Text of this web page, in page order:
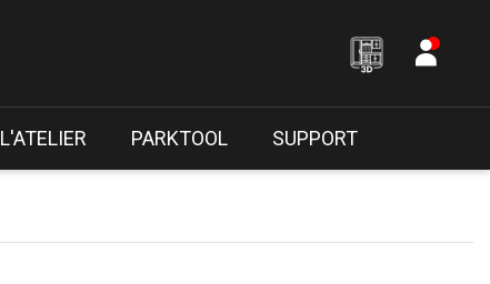
L'ATELIER PARKTOOL SUPPORT